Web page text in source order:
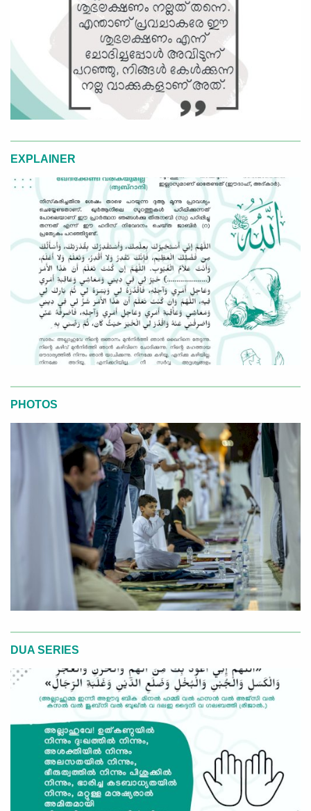
EXPLAINER
PHOTOS
DUA SERIES